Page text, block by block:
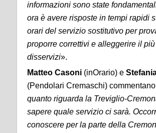
informazioni sono state
ora è avere risposte in tempi rapidi
orari del servizio sostitutivo per
proporre correttivi e alleggerire il
disservizi».
Matteo Casoni (inOrario) e
(Pendolari Cremaschi)
quanto riguarda la Treviglio-
sapere quale servizio ci sarà.
conoscere per la parte della